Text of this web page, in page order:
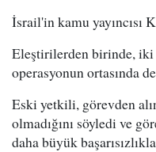
İsrail'in kamu yayıncısı
Eleştirilerden birinde,
operasyonun ortasında
Eski yetkili, görevden
olmadığını söyledi ve
daha büyük